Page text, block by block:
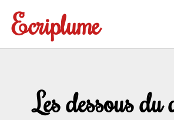
contenu
Ecriplume
Les dessous